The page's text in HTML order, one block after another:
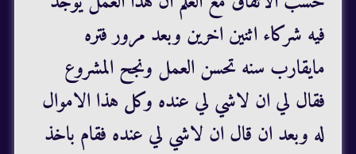
فيه شركاء اثنين اخرين وبعد مرور فتره
مايقارب سنه تحسن العمل ونجح المشروع
فقال لي ان لاشي لي عنده وكل هذا الاموال
له وبعد ان قال ان لاشي لي عنده فقام باخذ